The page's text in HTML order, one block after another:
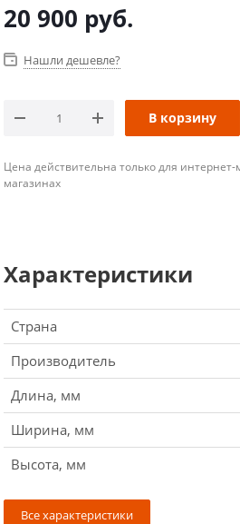
20 900 руб.
Нашли дешевле?
В корзину
Цена действительна только для
магазинах
Характеристики
Страна
Производитель
Длина, мм
Ширина, мм
Высота, мм
Все характеристики